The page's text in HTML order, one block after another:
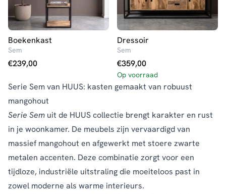
Boekenkast
Sem
€239,00
Dressoir
Sem
€359,00
Op voorraad
Serie Sem van HUUS: kasten gemaakt van robuust
mangohout
Serie Sem uit de HUUS collectie brengt karakter en rust
in je woonkamer. De meubels zijn vervaardigd van
massief mangohout en afgewerkt met stoere zwarte
metalen accenten. Deze combinatie zorgt voor een
tijdloze, industriële uitstraling die moeiteloos past in
zowel moderne als warme interieurs.